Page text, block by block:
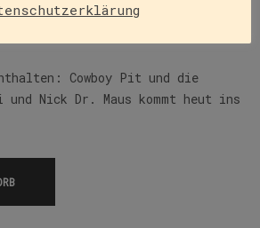
169-6
Cowboy Pit und die
und Nick Dr. Maus kommt heut ins